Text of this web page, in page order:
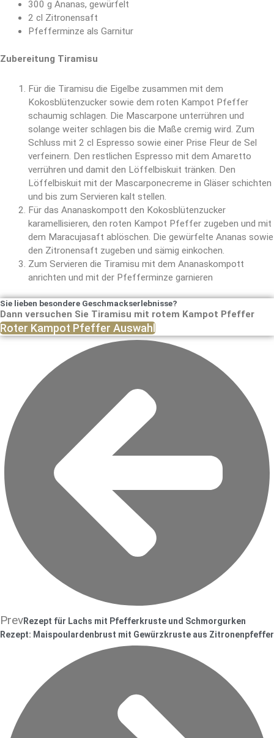
300 g Ananas, gewürfelt
2 cl Zitronensaft
Pfefferminze als Garnitur
Zubereitung Tiramisu
Für die Tiramisu die Eigelbe zusammen mit dem
Kokosblütenzucker sowie dem roten Kampot Pfeffer
schaumig schlagen. Die Mascarpone unterrühren und
solange weiter schlagen bis die Maße cremig wird. Zum
Schluss mit 2 cl Espresso sowie einer Prise Fleur de Sel
verfeinern. Den restlichen Espresso mit dem Amaretto
verrühren und damit den Löffelbiskuit tränken. Den
Löffelbiskuit mit der Mascarponecreme in Gläser schichten
und bis zum Servieren kalt stellen.
Für das Ananaskompott den Kokosblütenzucker
karamellisieren, den roten Kampot Pfeffer zugeben und mit
dem Maracujasaft ablöschen. Die gewürfelte Ananas sowie
den Zitronensaft zugeben und sämig einkochen.
Zum Servieren die Tiramisu mit dem Ananaskompott
anrichten und mit der Pfefferminze garnieren
Sie lieben besondere Geschmackserlebnisse?
Dann versuchen Sie Tiramisu mit rotem Kampot Pfeffer
Roter Kampot Pfeffer Auswahl
PrevRezept für Lachs mit Pfefferkruste und Schmorgurken
Rezept: Maispoulardenbrust mit Gewürzkruste aus Zitronenpfeffer